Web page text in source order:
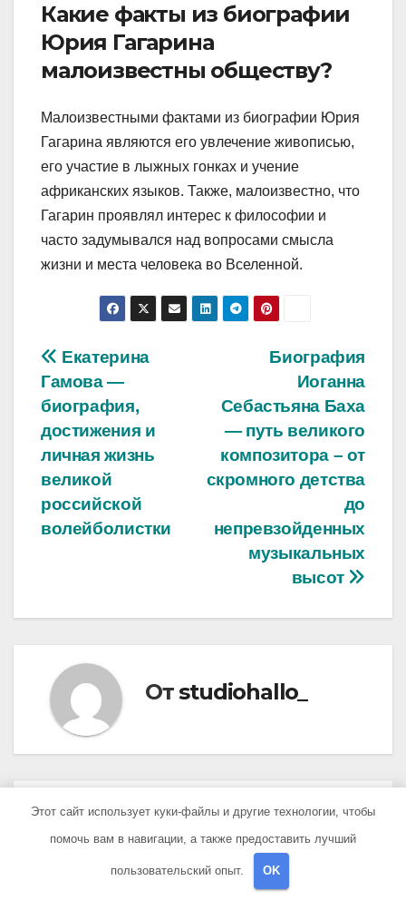
Какие факты из биографии
Юрия Гагарина
малоизвестны обществу?
Малоизвестными фактами из биографии Юрия
Гагарина являются его увлечение живописью,
его участие в лыжных гонках и учение
африканских языков. Также, малоизвестно, что
Гагарин проявлял интерес к философии и
часто задумывался над вопросами смысла
жизни и места человека во Вселенной.
Навигация
по
записям
Биография
Иоганна
Себастьяна Баха
— путь великого
композитора – от
скромного детства
до
непревзойденных
музыкальных
высот
Екатерина
Гамова —
биография,
достижения и
личная жизнь
великой
российской
волейболистки
Отstudiohallo_
Похожая запись
Этот сайт использует куки-файлы и другие технологии, чтобы
помочь вам в навигации, а также предоставить лучший
пользовательский опыт. OK